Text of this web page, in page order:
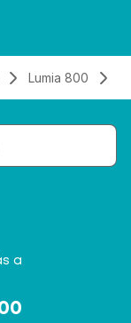
Lumia 800
a